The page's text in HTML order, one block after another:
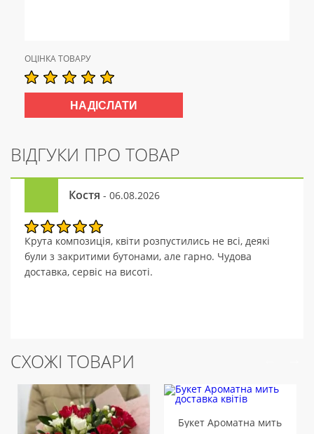
ОЦІНКА ТОВАРУ
ВІДГУКИ ПРО ТОВАР
Костя - 06.08.2026
Крута композиція, квіти розпустились не всі, деякі
були з закритими бутонами, але гарно. Чудова
доставка, сервіс на висоті.
СХОЖІ ТОВАРИ
Букет Ароматна мить